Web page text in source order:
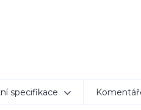
specifikace